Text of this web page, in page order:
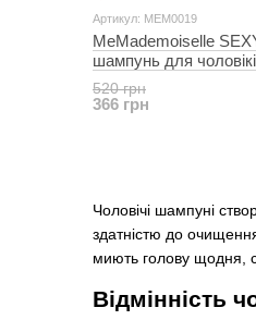
Чоловічі шампуні
здатністю до
миють голову щодня,
Відмінність
Артикул: MEM0019
MeMademoiselle
шампунь для
520 грн
366 грн